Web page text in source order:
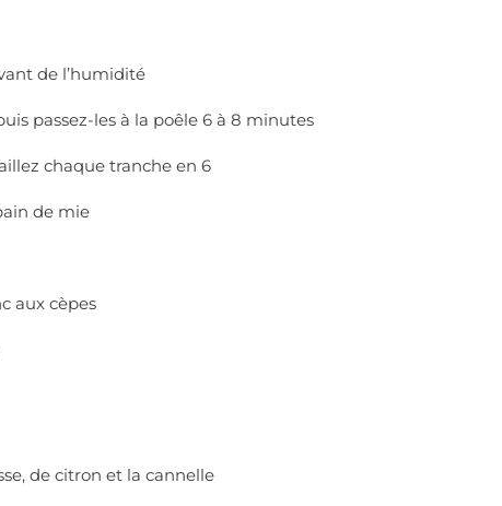
de l’humidité
passez-les à la poêle 6 à 8 minutes
chaque tranche en 6
de mie
aux cèpes
de citron et la cannelle